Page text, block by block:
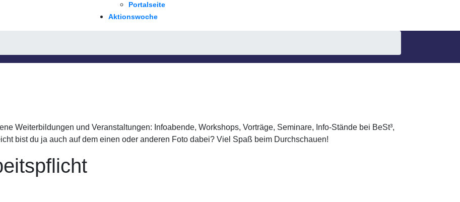
Portalseite
Aktionswoche
Weiterbildungen und Veranstaltungen: Infoabende, Workshops, Vorträge, Seminare, Info-Stände bei BeSt³,
bist du ja auch auf dem einen oder anderen Foto dabei? Viel Spaß beim Durchschauen!